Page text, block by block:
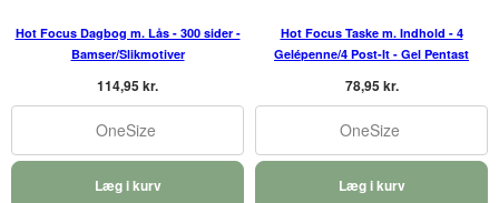
Hot Focus Dagbog m. Lås - 300 sider -
Bamser/Slikmotiver
114,95 kr.
OneSize
Læg i kurv
Hot Focus Taske m. Indhold - 4
Gelépenne/4 Post-It - Gel Pentast
78,95 kr.
OneSize
Læg i kurv